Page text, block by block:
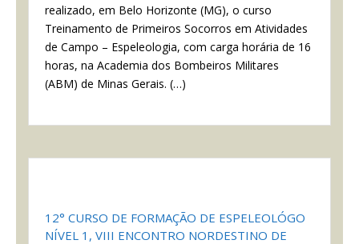
realizado, em Belo Horizonte (MG), o curso
Treinamento de Primeiros Socorros em Atividades
de Campo – Espeleologia, com carga horária de 16
horas, na Academia dos Bombeiros Militares
(ABM) de Minas Gerais. (…)
12° CURSO DE FORMAÇÃO DE ESPELEOLÓGO
NÍVEL 1, VIII ENCONTRO NORDESTINO DE